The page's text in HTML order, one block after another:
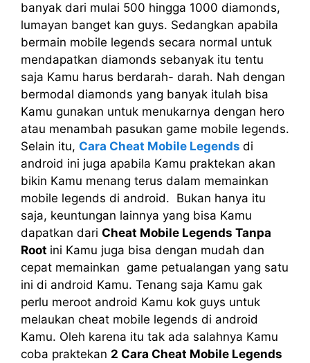
banyak dari mulai 500 hingga 1000 diamonds,
lumayan banget kan guys. Sedangkan apabila
bermain mobile legends secara normal untuk
mendapatkan diamonds sebanyak itu tentu
saja Kamu harus berdarah- darah. Nah dengan
bermodal diamonds yang banyak itulah bisa
Kamu gunakan untuk menukarnya dengan hero
atau menambah pasukan game mobile legends.
Selain itu, Cara Cheat Mobile Legends di
android ini juga apabila Kamu praktekan akan
bikin Kamu menang terus dalam memainkan
mobile legends di android. Bukan hanya itu
saja, keuntungan lainnya yang bisa Kamu
dapatkan dari Cheat Mobile Legends Tanpa
Root ini Kamu juga bisa dengan mudah dan
cepat memainkan game petualangan yang satu
ini di android Kamu. Tenang saja Kamu gak
perlu meroot android Kamu kok guys untuk
melaukan cheat mobile legends di android
Kamu. Oleh karena itu tak ada salahnya Kamu
coba praktekan 2 Cara Cheat Mobile Legends